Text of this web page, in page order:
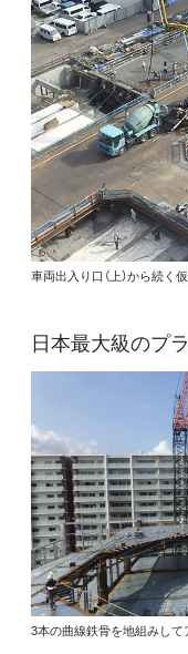
車両出入り口（上）から続
日本最大級のプ
3本の曲線鉄骨を地組みし